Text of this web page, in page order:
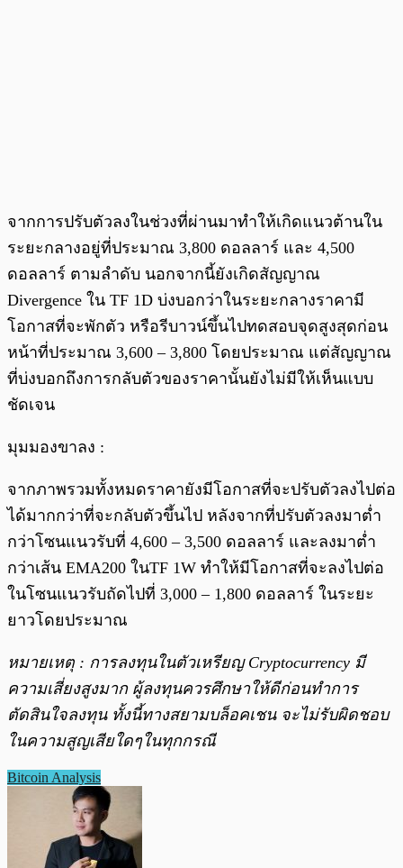
จากการปรับตัวลงในช่วงที่ผ่านมาทำให้เกิดแนวต้านใน
ระยะกลางอยู่ที่ประมาณ 3,800 ดอลลาร์ และ 4,500
ดอลลาร์ ตามลำดับ นอกจากนี้ยังเกิดสัญญาณ
Divergence ใน TF 1D บ่งบอกว่าในระยะกลางราคามี
โอกาสที่จะพักตัว หรือรีบาวน์ขึ้นไปทดสอบจุดสูงสุดก่อน
หน้าที่ประมาณ 3,600 – 3,800 โดยประมาณ แต่สัญญาณ
ที่บ่งบอกถึงการกลับตัวของราคานั้นยังไม่มีให้เห็นแบบ
ชัดเจน
มุมมองขาลง :
จากภาพรวมทั้งหมดราคายังมีโอกาสที่จะปรับตัวลงไปต่อ
ได้มากกว่าที่จะกลับตัวขึ้นไป หลังจากที่ปรับตัวลงมาต่ำ
กว่าโซนแนวรับที่ 4,600 – 3,500 ดอลลาร์ และลงมาต่ำ
กว่าเส้น EMA200 ในTF 1W ทำให้มีโอกาสที่จะลงไปต่อ
ในโซนแนวรับถัดไปที่ 3,000 – 1,800 ดอลลาร์ ในระยะ
ยาวโดยประมาณ
หมายเหตุ : การลงทุนในตัวเหรียญ Cryptocurrency มี
ความเสี่ยงสูงมาก ผู้ลงทุนควรศึกษาให้ดีก่อนทำการ
ตัดสินใจลงทุน ทั้งนี้ทางสยามบล็อคเชน จะไม่รับผิดชอบ
ในความสูญเสียใดๆในทุกกรณี
Bitcoin Analysis